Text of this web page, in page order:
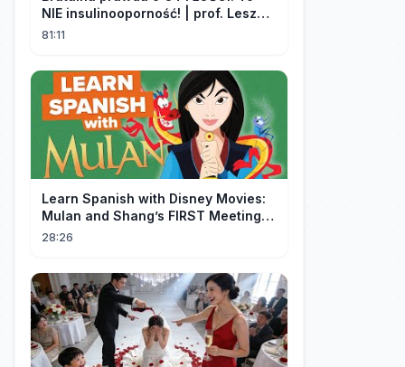
NIE insulinooporność! | prof. Leszek
Czupryniak
81:11
Learn Spanish with Disney Movies:
Mulan and Shang’s FIRST Meeting
(Mushu SCREWS UP!)
28:26